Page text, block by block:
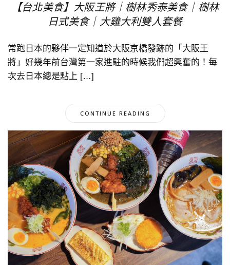
【台北美食】大阪王將｜樹林秀泰美食｜樹林
日式美食｜大雞大利雙人套餐
常跑日本的夥伴一定知道於大阪京橋發跡的「大阪王
將」好幾年前台灣第一家進駐的時候我們超興奮的！每
次去日本總是點上 […]
CONTINUE READING